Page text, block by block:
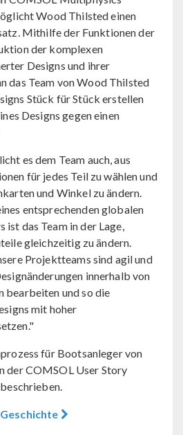
Wood Thilsted einen
Mithilfe der Funktionen der
der komplexen
Designs und ihrer
das Team von Wood Thilsted
Stück für Stück erstellen
Designs gegen einen
es dem Team auch, aus
für jedes Teil zu wählen und
und Winkel zu ändern.
entsprechenden globalen
das Team in der Lage,
gleichzeitig zu ändern.
Projektteams sind agil und
innerhalb von
bearbeiten und so die
mit hoher
für Bootsanleger von
der COMSOL User Story